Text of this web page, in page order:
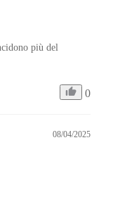
più del
0
08/04/2025